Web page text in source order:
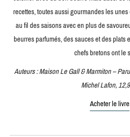
recettes, toutes aussi gourmandes les
au fil des saisons avec en plus de
beurres parfumés, des sauces et des plats
chefs bretons ont le
Auteurs : Maison Le Gall & Marmiton –
Michel Lafon,
Acheter le livre